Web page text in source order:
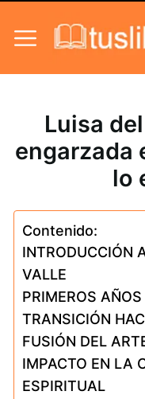
Luisa
engarzada
lo
Contenido:
INTRODUCCIÓN
VALLE
PRIMEROS
TRANSICIÓN
FUSIÓN DEL
IMPACTO EN LA
ESPIRITUAL